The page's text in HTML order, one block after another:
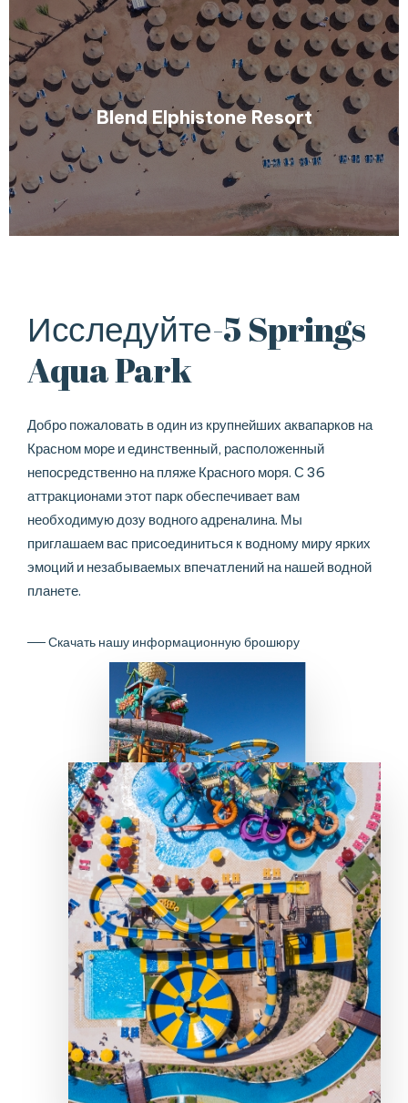
Blend Elphistone Resort
Узнать больше
Исследуйте-5 Springs
Aqua Park
Добро пожаловать в один из крупнейших аквапарков на
Красном море и единственный, расположенный
непосредственно на пляже Красного моря. С 36
аттракционами этот парк обеспечивает вам
необходимую дозу водного адреналина. Мы
приглашаем вас присоединиться к водному миру ярких
эмоций и незабываемых впечатлений на нашей водной
планете.
──Скачать нашу информационную брошюру